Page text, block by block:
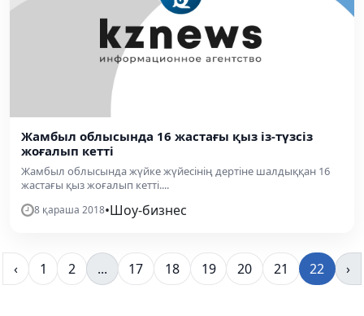
Жамбыл облысында 16 жастағы қыз із-түзсіз
жоғалып кетті
Жамбыл облысында жүйке жүйесінің дертіне шалдыққан 16
жастағы қыз жоғалып кетті....
8 қараша 2018•Шоу-бизнес
‹ 1 2 ... 17 18 19 20 21 22 ›